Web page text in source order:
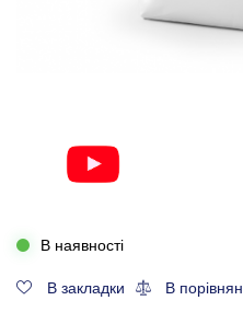
В наявності
В закладки В